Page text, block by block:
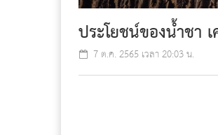
ประโยชน์ของน้ำชา
7 ต.ค. 2565 เวลา 20:03 น.